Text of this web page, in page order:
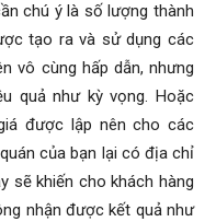
chú ý là số lượng thành
tạo ra và sử dụng các
vô cùng hấp dẫn, nhưng
quả như kỳ vọng. Hoặc
được lập nên cho các
của bạn lại có địa chỉ
sẽ khiến cho khách hàng
nhận được kết quả như